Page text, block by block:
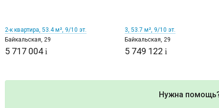
2-к квартира, 53.4 м², 9/10 эт.
Байкальская, 29
5 717 004i
3, 53.7 м², 9/10 эт.
Байкальская, 29
5 749 122 i
Нужна